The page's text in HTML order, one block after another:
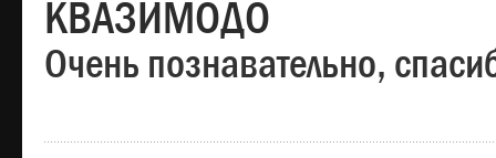
КВАЗИМОДО
Очень познавательно,